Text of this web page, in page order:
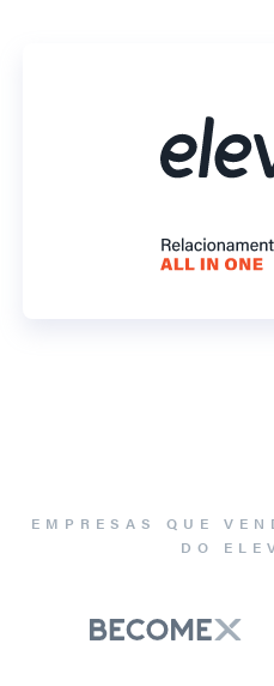
EMPRESAS QUE
DO